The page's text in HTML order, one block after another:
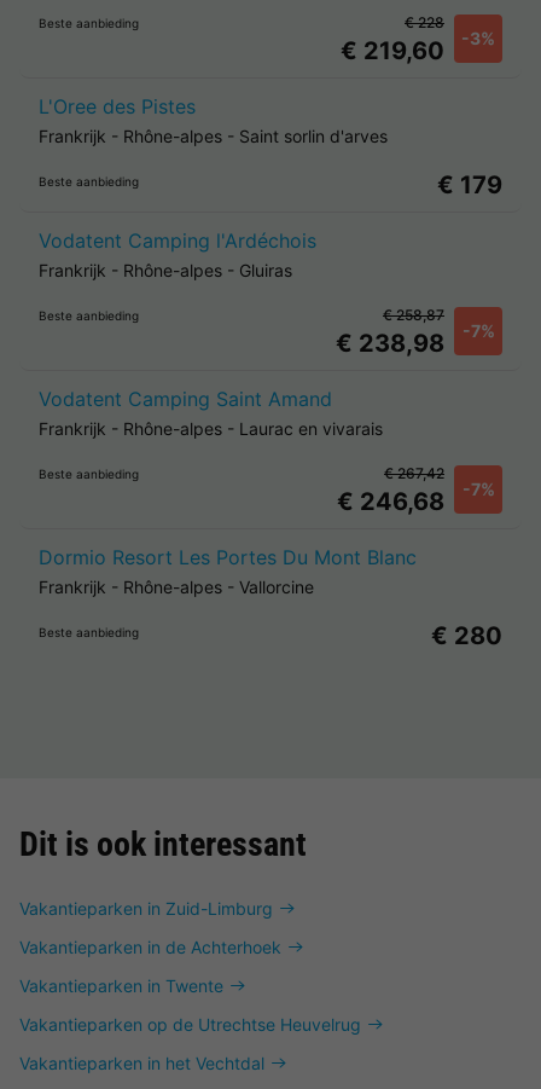
Beste aanbieding
€ 219,60 -3%
€ 228
L'Oree des Pistes
Frankrijk - Rhône-alpes - Saint sorlin d'arves
Beste aanbieding € 179
Vodatent Camping l'Ardéchois
Frankrijk - Rhône-alpes - Gluiras
Beste aanbieding
€ 238,98 -7%
€ 258,87
Vodatent Camping Saint Amand
Frankrijk - Rhône-alpes - Laurac en vivarais
Beste aanbieding
€ 246,68 -7%
€ 267,42
Dormio Resort Les Portes Du Mont Blanc
Frankrijk - Rhône-alpes - Vallorcine
Beste aanbieding € 280
Dit is ook interessant
Vakantieparken in Zuid-Limburg
Vakantieparken in de Achterhoek
Vakantieparken in Twente
Vakantieparken op de Utrechtse Heuvelrug
Vakantieparken in het Vechtdal